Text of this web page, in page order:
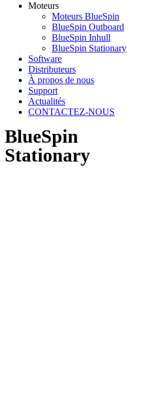
Moteurs
Moteurs BlueSpin
BlueSpin Outboard
BlueSpin Inhull
BlueSpin Stationary
Software
Distributeurs
À propos de nous
Support
Actualités
CONTACTEZ-NOUS
BlueSpin
Stationary